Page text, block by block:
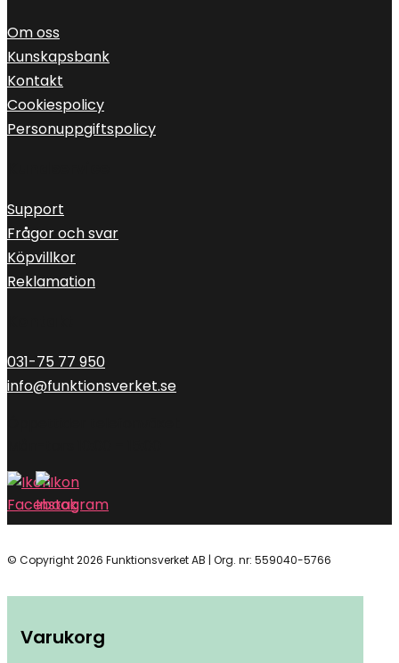
Om oss
Kunskapsbank
Kontakt
Cookiespolicy
Personuppgiftspolicy
Support
Frågor och svar
Köpvillkor
Reklamation
031-75 77 950
info@funktionsverket.se
© Copyright 2026 Funktionsverket AB | Org. nr: 559040-5766
Varukorg